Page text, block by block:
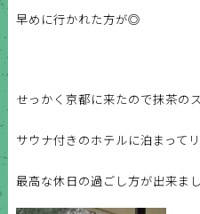
早めに行かれた方が◎
せっかく京都に来たので抹茶の
サウナ付きのホテルに泊まって
最高な休日の過ごし方が出来ま